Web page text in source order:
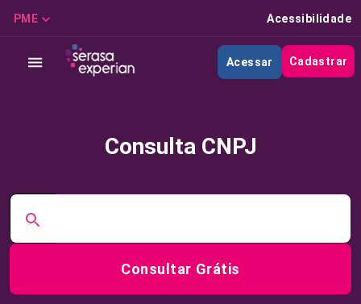
PME Acessibilidade
Acessar Cadastrar
Consulta CNPJ
Consultar Grátis